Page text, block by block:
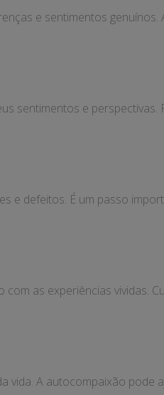
e sentimentos
sentimentos e perspectivas.
e defeitos. É um passo
as experiências vividas.
A autocompaixão pode